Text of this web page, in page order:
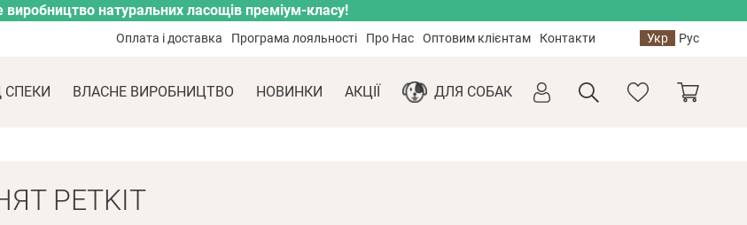
виробництво натуральних ласощів преміум-класу!
Оплата і доставка Програма лояльності Про Нас Оптовим клієнтам Контакти Укр Рус
СПЕКИ ВЛАСНЕ ВИРОБНИЦТВО НОВИНКИ АКЦІЇ ДЛЯ СОБАК
PETKIT